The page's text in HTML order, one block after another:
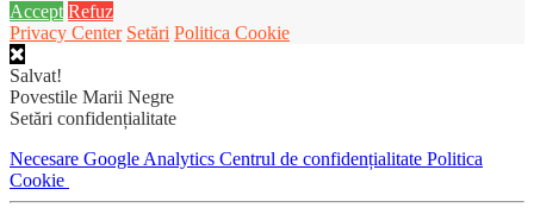
Accept Refuz
Privacy Center Setări Politica Cookie
Salvat!
Povestile Marii Negre
Setări confidențialitate
Necesare Google Analytics Centrul de confidențialitate Politica
Cookie